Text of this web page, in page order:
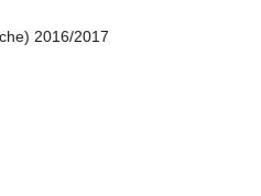
2016/2017